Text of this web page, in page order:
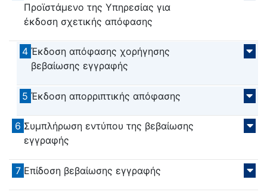
Προϊστάμενο της Υπηρεσίας για
έκδοση σχετικής απόφασης
4 Έκδοση απόφασης χορήγησης
βεβαίωσης εγγραφής
5 Έκδοση απορριπτικής απόφασης
6 Συμπλήρωση εντύπου της βεβαίωσης
εγγραφής
7 Επίδοση βεβαίωσης εγγραφής